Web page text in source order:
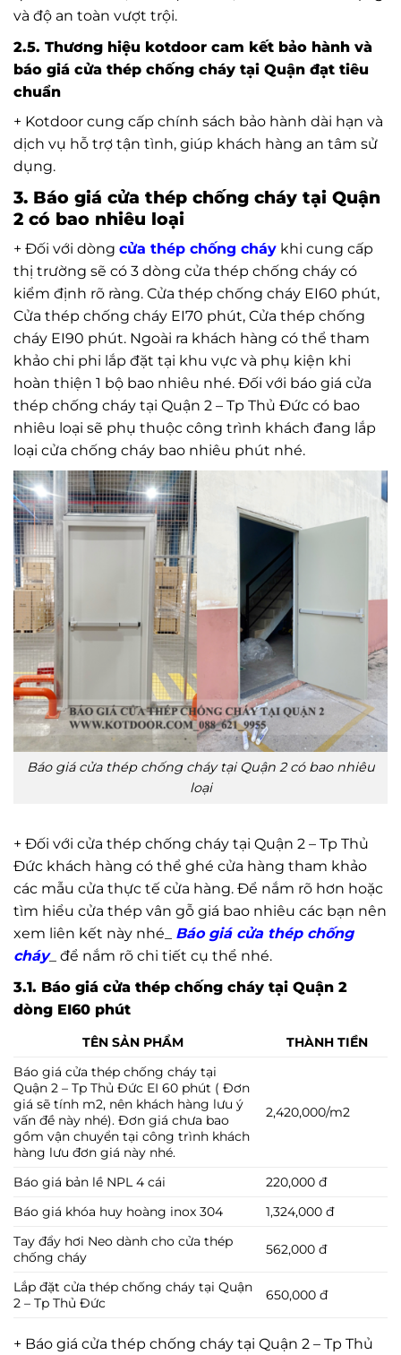
và độ an toàn vượt trội.
2.5. Thương hiệu kotdoor cam kết bảo hành và
báo giá cửa thép chống cháy tại Quận đạt tiêu
chuẩn
+ Kotdoor cung cấp chính sách bảo hành dài hạn và
dịch vụ hỗ trợ tận tình, giúp khách hàng an tâm sử
dụng.
3. Báo giá cửa thép chống cháy tại Quận
2 có bao nhiêu loại
+ Đối với dòng cửa thép chống cháy khi cung cấp
thị trường sẽ có 3 dòng cửa thép chống cháy có
kiểm định rõ ràng. Cửa thép chống cháy EI60 phút,
Cửa thép chống cháy EI70 phút, Cửa thép chống
cháy EI90 phút. Ngoài ra khách hàng có thể tham
khảo chi phi lắp đặt tại khu vực và phụ kiện khi
hoàn thiện 1 bộ bao nhiêu nhé. Đối với báo giá cửa
thép chống cháy tại Quận 2 – Tp Thủ Đức có bao
nhiêu loại sẽ phụ thuộc công trình khách đang lắp
loại cửa chống cháy bao nhiêu phút nhé.
Báo giá cửa thép chống cháy tại Quận 2 có bao nhiêu
loại
+ Đối với cửa thép chống cháy tại Quận 2 – Tp Thủ
Đức khách hàng có thể ghé cửa hàng tham khảo
các mẫu cửa thực tế cửa hàng. Để nắm rõ hơn hoặc
tìm hiểu cửa thép vân gỗ giá bao nhiêu các bạn nên
xem liên kết này nhé_
Báo giá cửa thép chống
cháy_ để nắm rõ chi tiết cụ thể nhé.
3.1. Báo giá cửa thép chống cháy tại Quận 2
dòng EI60 phút
TÊN SẢN PHẨM
THÀNH TIỀN
Báo giá cửa thép chống cháy tại
Quận 2 – Tp Thủ Đức EI 60 phút ( Đơn
giá sẽ tính m2, nên khách hàng lưu ý
vấn đề này nhé). Đơn giá chưa bao
gồm vận chuyển tại công trình khách
hàng lưu đơn giá này nhé.
2,420,000/m2
Báo giá bản lề NPL 4 cái
220,000 đ
Báo giá khóa huy hoàng inox 304
1,324,000 đ
Tay đẩy hơi Neo dành cho cửa thép
chống cháy
562,000 đ
Lắp đặt cửa thép chống cháy tại Quận
2 – Tp Thủ Đức
650,000 đ
+ Báo giá cửa thép chống cháy tại Quận 2 – Tp Thủ